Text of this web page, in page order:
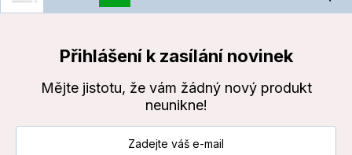
Přihlášení k zasílání novinek
Mějte jistotu, že vám žádný nový produkt
neunikne!